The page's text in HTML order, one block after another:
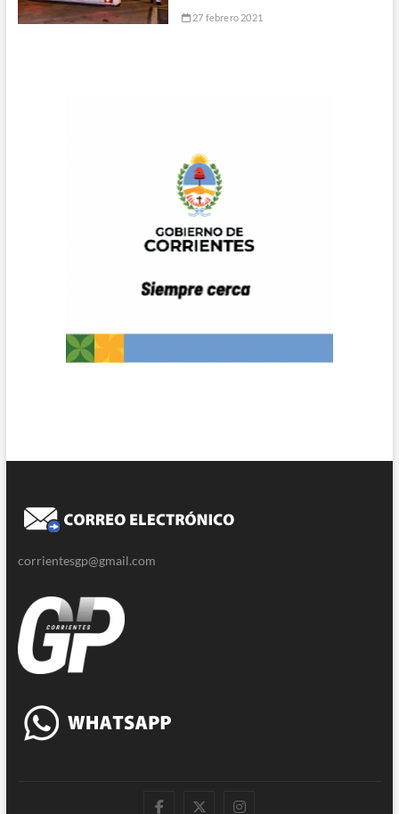
27 febrero 2021
corrientesgp@gmail.com
| TwitterInstagram